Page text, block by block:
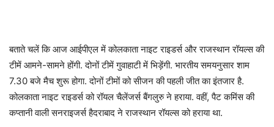
बताते चलें कि आज आईपीएल में कोलकाता नाइट राइडर्स और राजस्थान रॉयल्स की
टीमें आमने-सामने होंगी. दोनों टीमें गुवाहाटी में भिड़ेंगी. भारतीय समयनुसार शाम
7.30 बजे मैच शुरू होगा. दोनों टीमों को सीजन की पहली जीत का इंतजार है.
कोलकाता नाइट राइडर्स को रॉयल चैलेंजर्स बैंगलुरु ने हराया. वहीं, पैट कमिंस की
कप्तानी वाली सनराइजर्स हैदराबाद ने राजस्थान रॉयल्स को हराया था.